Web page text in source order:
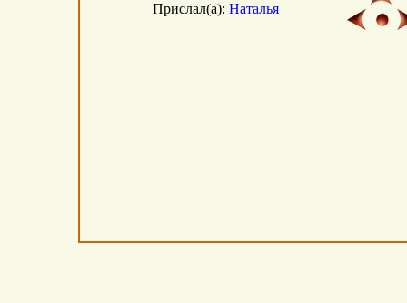
Прислал(а): Наталья